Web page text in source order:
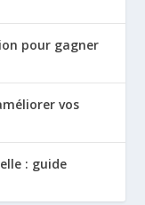
pour gagner
vos
: guide